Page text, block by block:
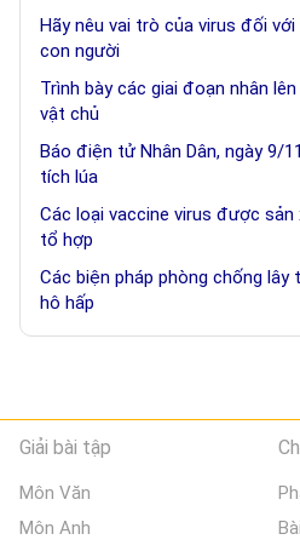
Hãy nêu vai trò của virus đối
con người
Trình bày các giai đoạn nhân
vật chủ
Báo điện tử Nhân Dân, ngày 9/
tích lúa
Các loại vaccine virus được
tổ hợp
Các biện pháp phòng chống lây
hô hấp
Giải bài tập
Môn Văn
Môn Anh